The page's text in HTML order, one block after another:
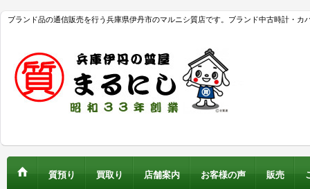
ブランド品の通信販売を行う兵庫県伊丹市のマルニシ質店です。ブランド中古時計・カ
質預り 買取り 店舗案内 お客様の声 販売